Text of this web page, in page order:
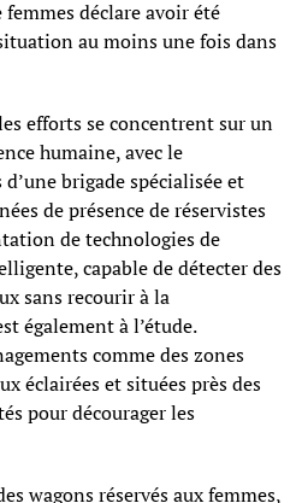
déclare avoir été
au moins une fois dans
efforts se concentrent sur un
humaine, avec le
brigade spécialisée et
de présence de réservistes
de technologies de
capable de détecter des
sans recourir à la
également à l’étude.
comme des zones
éclairées et situées près des
pour décourager les
wagons réservés aux femmes,